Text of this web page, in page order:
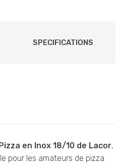
SPECIFICATIONS
en Inox 18/10 de Lacor,
pour les amateurs de pizza